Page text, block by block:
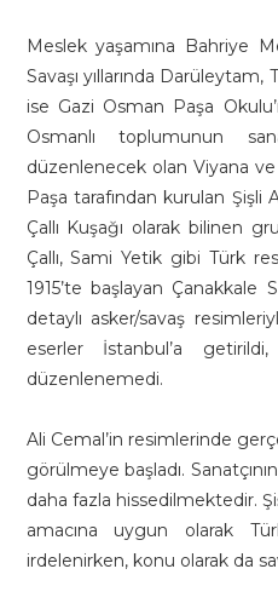
Meslek yaşamına Bahriye
Savaşı yıllarında
ise Gazi Osman Paşa
Osmanlı toplumunun
düzenlenecek olan Viyana ve
Paşa tarafından kurulan Şişli
Çallı Kuşağı olarak bilinen
Çallı, Sami Yetik gibi Türk
1915’te başlayan Çanakkale
detaylı asker/savaş
eserler İstanbul’a
düzenlenemedi.
Ali Cemal’in resimlerinde
görülmeye başladı.
daha fazla hissedilmektedir.
amacına uygun olarak
irdelenirken, konu olarak da